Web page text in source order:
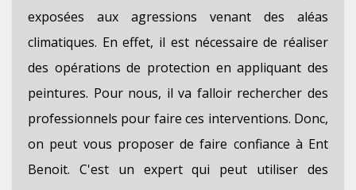
exposées aux agressions venant des aléas
climatiques. En effet, il est nécessaire de réaliser
des opérations de protection en appliquant des
peintures. Pour nous, il va falloir rechercher des
professionnels pour faire ces interventions. Donc,
on peut vous proposer de faire confiance à Ent
Benoit. C'est un expert qui peut utiliser des